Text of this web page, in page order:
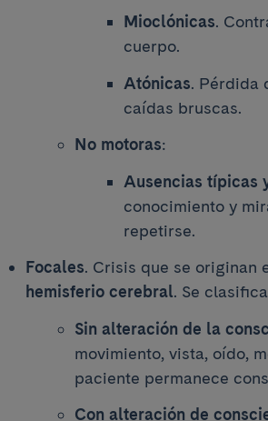
Mioclónicas.
cuerpo.
Atónicas. Pérdida
caídas bruscas.
No motoras:
Ausencias típicas
conocimiento y
repetirse.
Focales. Crisis que se originan
hemisferio cerebral. Se
Sin alteración de la
movimiento, vista, oído,
paciente permanece
Con alteración de